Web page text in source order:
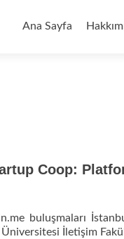
geç
Ana Sayfa
Coop:
buluşmaları
İletişim